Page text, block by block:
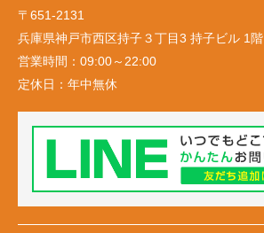
〒651-2131
兵庫県神戸市西区持子３丁目3 持子ビル 1階
営業時間： 09:00～22:00
定休日： 年中無休